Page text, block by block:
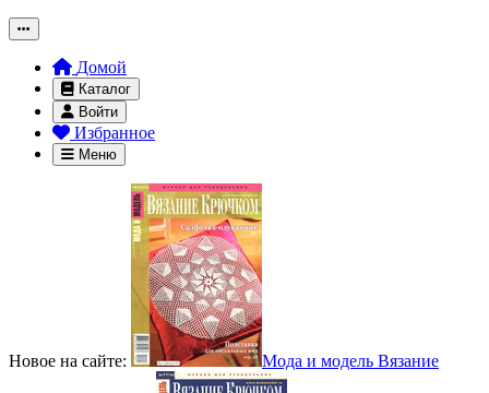
Домой
Каталог
Войти
Избранное
Меню
Новое на сайте: Мода и модель Вязание